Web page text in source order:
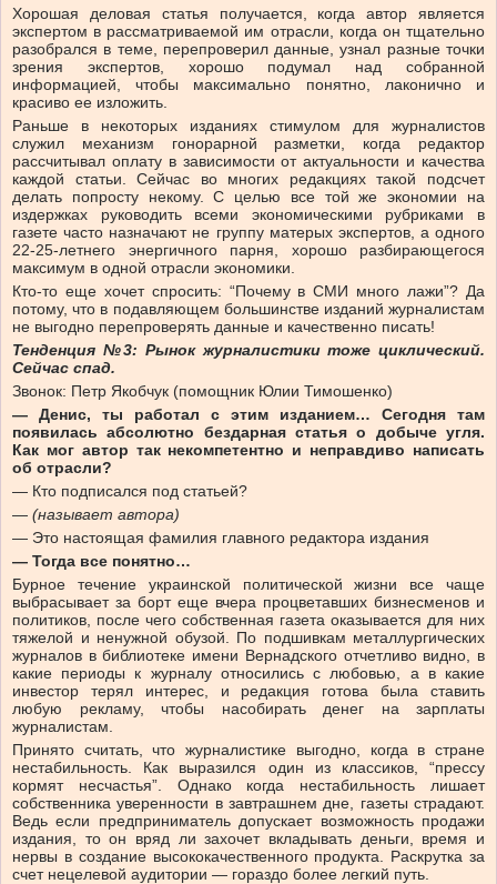
Хорошая деловая статья получается, когда автор является
экспертом в рассматриваемой им отрасли, когда он тщательно
разобрался в теме, перепроверил данные, узнал разные точки
зрения экспертов, хорошо подумал над собранной
информацией, чтобы максимально понятно, лаконично и
красиво ее изложить.
Раньше в некоторых изданиях стимулом для журналистов
служил механизм гонорарной разметки, когда редактор
рассчитывал оплату в зависимости от актуальности и качества
каждой статьи. Сейчас во многих редакциях такой подсчет
делать попросту некому. С целью все той же экономии на
издержках руководить всеми экономическими рубриками в
газете часто назначают не группу матерых экспертов, а одного
22-25-летнего энергичного парня, хорошо разбирающегося
максимум в одной отрасли экономики.
Кто-то еще хочет спросить: “Почему в СМИ много лажи”? Да
потому, что в подавляющем большинстве изданий журналистам
не выгодно перепроверять данные и качественно писать!
Тенденция №3: Рынок журналистики тоже циклический.
Сейчас спад.
Звонок: Петр Якобчук (помощник Юлии Тимошенко)
— Денис, ты работал с этим изданием… Сегодня там
появилась абсолютно бездарная статья о добыче угля.
Как мог автор так некомпетентно и неправдиво написать
об отрасли?
— Кто подписался под статьей?
— (называет автора)
— Это настоящая фамилия главного редактора издания
— Тогда все понятно…
Бурное течение украинской политической жизни все чаще
выбрасывает за борт еще вчера процветавших бизнесменов и
политиков, после чего собственная газета оказывается для них
тяжелой и ненужной обузой. По подшивкам металлургических
журналов в библиотеке имени Вернадского отчетливо видно, в
какие периоды к журналу относились с любовью, а в какие
инвестор терял интерес, и редакция готова была ставить
любую рекламу, чтобы насобирать денег на зарплаты
журналистам.
Принято считать, что журналистике выгодно, когда в стране
нестабильность. Как выразился один из классиков, “прессу
кормят несчастья”. Однако когда нестабильность лишает
собственника уверенности в завтрашнем дне, газеты страдают.
Ведь если предприниматель допускает возможность продажи
издания, то он вряд ли захочет вкладывать деньги, время и
нервы в создание высококачественного продукта. Раскрутка за
счет нецелевой аудитории — гораздо более легкий путь.